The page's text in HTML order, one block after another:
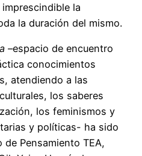
la
la duración del mismo.
–espacio de encuentro
conocimientos
atendiendo a las
los saberes
los feminismos y
y políticas- ha sido
Pensamiento TEA,